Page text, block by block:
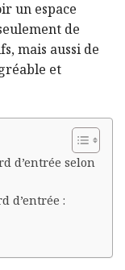
un espace
de
mais aussi de
et
d’entrée selon
d’entrée :